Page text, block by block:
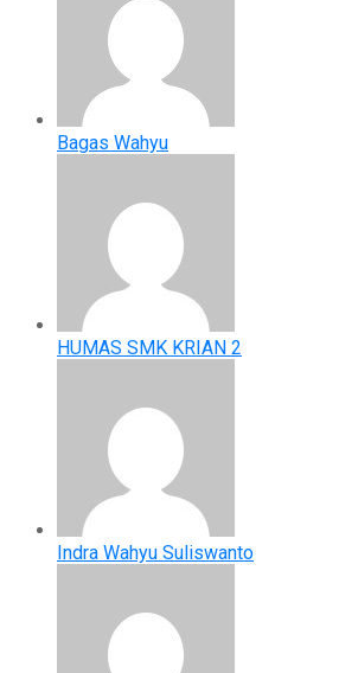
Bagas Wahyu
HUMAS SMK KRIAN 2
Indra Wahyu Suliswanto